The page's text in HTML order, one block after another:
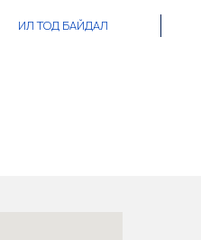
ИЛ ТОД БАЙДАЛ